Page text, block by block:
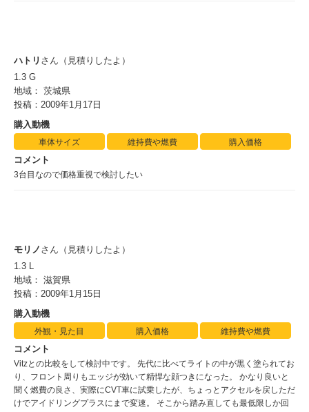
ハトリ さん（見積りしたよ）
1.3 G
地域： 茨城県
投稿：2009年1月17日
購入動機
車体サイズ 維持費や燃費 購入価格
コメント
3台目なので価格重視で検討したい
モリノ さん（見積りしたよ）
1.3 L
地域： 滋賀県
投稿：2009年1月15日
購入動機
外観・見た目 購入価格 維持費や燃費
コメント
Vitzとの比較をして検討中です。 先代に比べてライトの中が黒く塗られてお
り、フロント周りもエッジが効いて精悍な顔つきになった。 かなり良いと
聞く燃費の良さ、実際にCVT車に試乗したが、ちょっとアクセルを戻しただ
けでアイドリングプラスにまで変速。 そこから踏み直しても最低限しか回